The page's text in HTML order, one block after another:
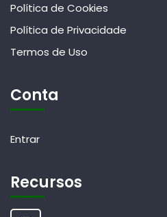
Política de Cookies
Política de Privacidade
Termos de Uso
Conta
Entrar
Recursos